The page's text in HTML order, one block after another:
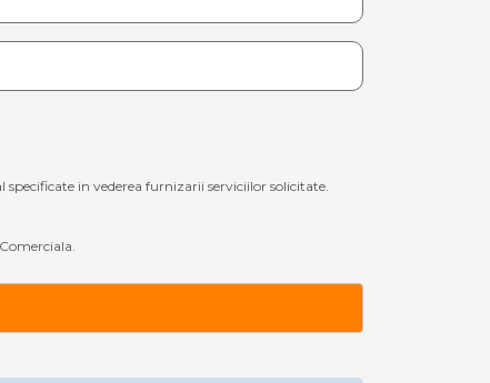
specificate in vederea furnizarii serviciilor solicitate.